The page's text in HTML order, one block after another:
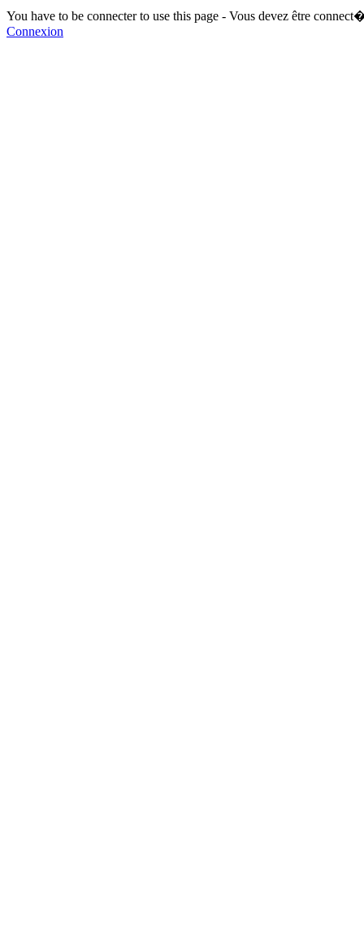
You have to be connecter to use this page - Vous devez être
Connexion